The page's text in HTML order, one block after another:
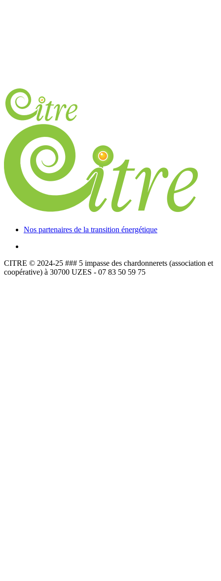
Nos partenaires de la transition énergétique
CITRE © 2024-25 ### 5 impasse des chardonnerets (association et
coopérative) à 30700 UZES - 07 83 50 59 75